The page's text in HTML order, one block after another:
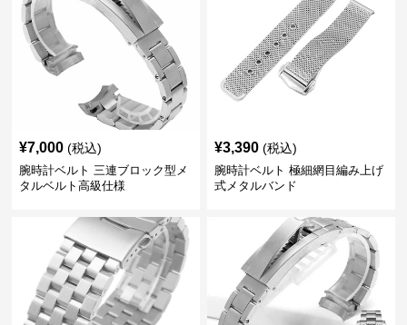
¥7,000 (税込)
腕時計ベルト 三連ブロック型メ
タルベルト高級仕様
¥3,390 (税込)
腕時計ベルト 極細網目編み上げ
式メタルバンド